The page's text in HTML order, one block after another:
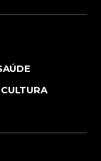
CULTURA